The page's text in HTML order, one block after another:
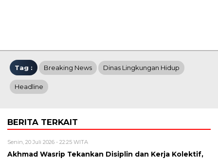
Tag : Breaking News Dinas Lingkungan Hidup
Headline
BERITA TERKAIT
Senin, 20 Juli 2026 - 22:25 WITA
Akhmad Wasrip Tekankan Disiplin dan Kerja Kolektif,